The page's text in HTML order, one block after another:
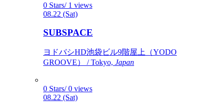
0 Stars/ 1 views
08.22 (Sat)
SUBSPACE
ヨドバシHD池袋ビル9階屋上（YODO
GROOVE） / Tokyo, Japan
0 Stars/ 0 views
08.22 (Sat)